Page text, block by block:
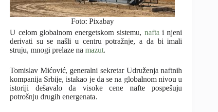
Foto: Pixabay
U celom globalnom energetskom sistemu, nafta i njeni
derivati su se našli u centru potražnje, a da bi imali
struju, mnogi prelaze na mazut.
Tomislav Mićović, generalni sekretar Udruženja naftnih
kompanija Srbije, istakao je da se na globalnom nivou u
istoriji dešavalo da visoke cene nafte pospešuju
potrošnju drugih energenata.